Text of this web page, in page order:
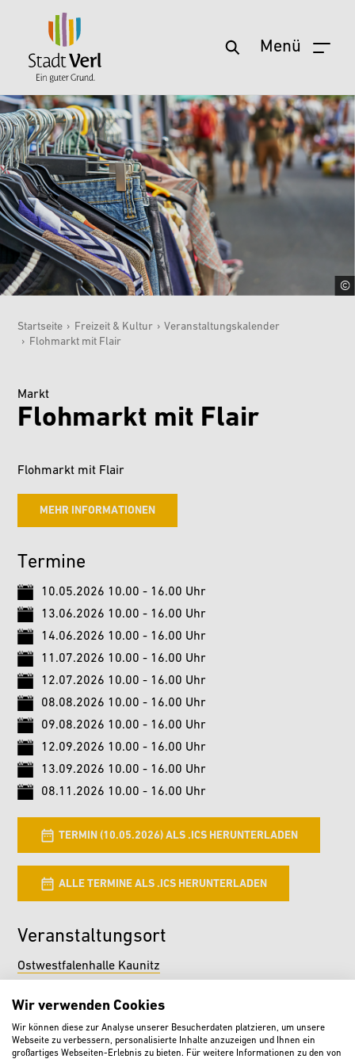
Zum Hauptinhalt springen Menü
Sie sind hier:
Startseite › Freizeit & Kultur › Veranstaltungskalender
› Flohmarkt mit Flair
Markt
Flohmarkt mit Flair
Flohmarkt mit Flair
MEHR INFORMATIONEN
Termine
10.05.2026 10.00 - 16.00 Uhr
13.06.2026 10.00 - 16.00 Uhr
14.06.2026 10.00 - 16.00 Uhr
11.07.2026 10.00 - 16.00 Uhr
12.07.2026 10.00 - 16.00 Uhr
08.08.2026 10.00 - 16.00 Uhr
09.08.2026 10.00 - 16.00 Uhr
12.09.2026 10.00 - 16.00 Uhr
13.09.2026 10.00 - 16.00 Uhr
08.11.2026 10.00 - 16.00 Uhr
TERMIN (10.05.2026) ALS .ICS HERUNTERLADEN
ALLE TERMINE ALS .ICS HERUNTERLADEN
Veranstaltungsort
Ostwestfalenhalle Kaunitz
33415 Verl
Webseite
Wir verwenden Cookies
Wir können diese zur Analyse unserer Besucherdaten platzieren, um unsere
Webseite zu verbessern, personalisierte Inhalte anzuzeigen und Ihnen ein
großartiges Webseiten-Erlebnis zu bieten. Für weitere Informationen zu den von